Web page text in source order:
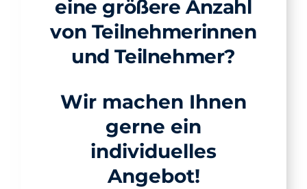
eine größere Anzahl
von Teilnehmerinnen
und Teilnehmer?
Wir machen Ihnen
gerne ein
individuelles
Angebot!